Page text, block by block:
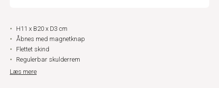
H11 x B20 x D3 cm
Åbnes med magnetknap
Flettet skind
Regulerbar skulderrem
Læs mere